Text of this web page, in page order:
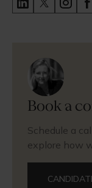
Book a
Schedule a
explore how